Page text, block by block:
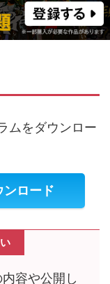
ムをダウンロー
ンロード
容や公開し